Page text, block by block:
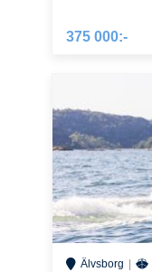
375 000:-
Älvsborg